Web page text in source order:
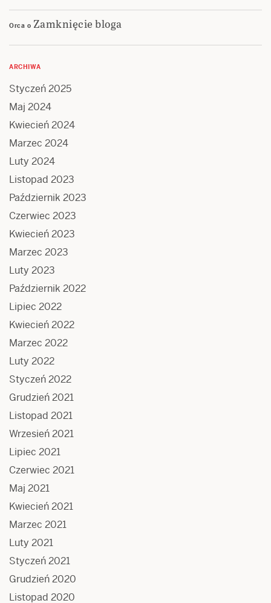
Orca o Zamknięcie bloga
ARCHIWA
Styczeń 2025
Maj 2024
Kwiecień 2024
Marzec 2024
Luty 2024
Listopad 2023
Październik 2023
Czerwiec 2023
Kwiecień 2023
Marzec 2023
Luty 2023
Październik 2022
Lipiec 2022
Kwiecień 2022
Marzec 2022
Luty 2022
Styczeń 2022
Grudzień 2021
Listopad 2021
Wrzesień 2021
Lipiec 2021
Czerwiec 2021
Maj 2021
Kwiecień 2021
Marzec 2021
Luty 2021
Styczeń 2021
Grudzień 2020
Listopad 2020